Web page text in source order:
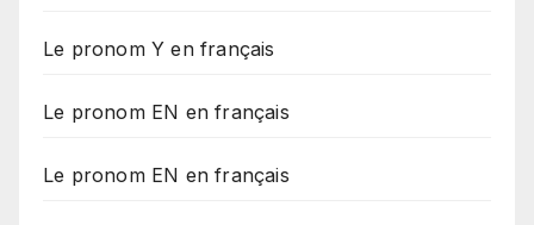
Le pronom Y en français
Le pronom EN en français
Le pronom EN en français